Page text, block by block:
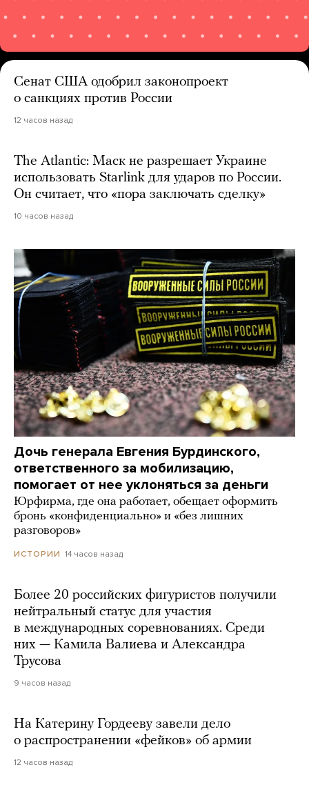
Сенат США одобрил законопроект
о санкциях против России
12 часов назад
The Atlantic: Маск не разрешает Украине
использовать Starlink для ударов по России.
Он считает, что «пора заключать сделку»
10 часов назад
Дочь генерала Евгения Бурдинского,
ответственного за мобилизацию,
помогает от нее уклоняться за деньги
Юрфирма, где она работает, обещает оформить
бронь «конфиденциально» и «без лишних
разговоров»
ИСТОРИИ 14 часов назад
Более 20 российских фигуристов получили
нейтральный статус для участия
в международных соревнованиях. Среди
них — Камила Валиева и Александра
Трусова
9 часов назад
На Катерину Гордееву завели дело
о распространении «фейков» об армии
12 часов назад